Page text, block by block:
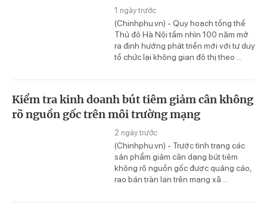
1 ngày trước
(Chinhphu.vn) - Quy hoạch tổng thể
Thủ đô Hà Nội tầm nhìn 100 năm mở
ra định hướng phát triển mới với tư duy
tổ chức lại không gian đô thị theo ...
Kiểm tra kinh doanh bút tiêm giảm cân không
rõ nguồn gốc trên môi trường mạng
2 ngày trước
(Chinhphu.vn) - Trước tình trạng các
sản phẩm giảm cân dạng bút tiêm
không rõ nguồn gốc được quảng cáo,
rao bán tràn lan trên mạng xã ...